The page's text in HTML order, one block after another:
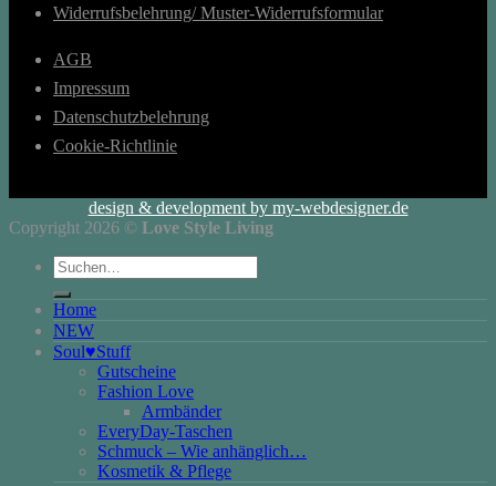
Widerrufsbelehrung/ Muster-Widerrufsformular
AGB
Impressum
Datenschutzbelehrung
Cookie-Richtlinie
design & development by my-webdesigner.de
Copyright 2026 © Love Style Living
Suchen
nach:
Home
NEW
Soul♥Stuff
Gutscheine
Fashion Love
Armbänder
EveryDay-Taschen
Schmuck – Wie anhänglich…
Kosmetik & Pflege